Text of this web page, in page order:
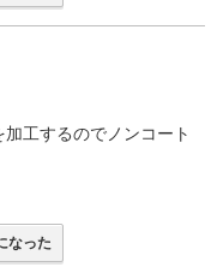
工するのでノンコート
なった